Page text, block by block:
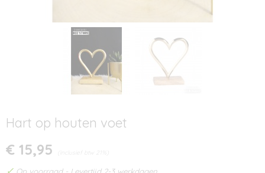
Hart op houten voet
€ 15,95 (inclusief btw 21%)
✓